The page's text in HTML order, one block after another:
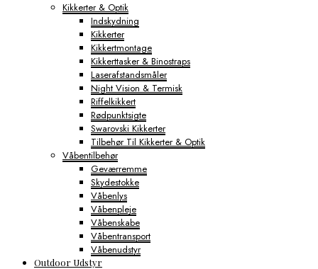
Kikkerter & Optik
Indskydning
Kikkerter
Kikkertmontage
Kikkerttasker & Binostraps
Laserafstandsmåler
Night Vision & Termisk
Riffelkikkert
Rødpunktsigte
Swarovski Kikkerter
Tilbehør Til Kikkerter & Optik
Våbentilbehør
Geværremme
Skydestokke
Våbenlys
Våbenpleje
Våbenskabe
Våbentransport
Våbenudstyr
Outdoor Udstyr